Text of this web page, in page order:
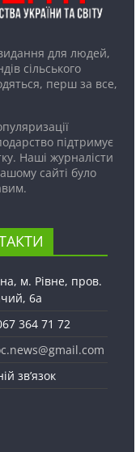
для людей,
сільського
перш за все,
підтримує
Наші журналісти
сайті було
м. Рівне, пров.
6а
364 71 72
зв’язок